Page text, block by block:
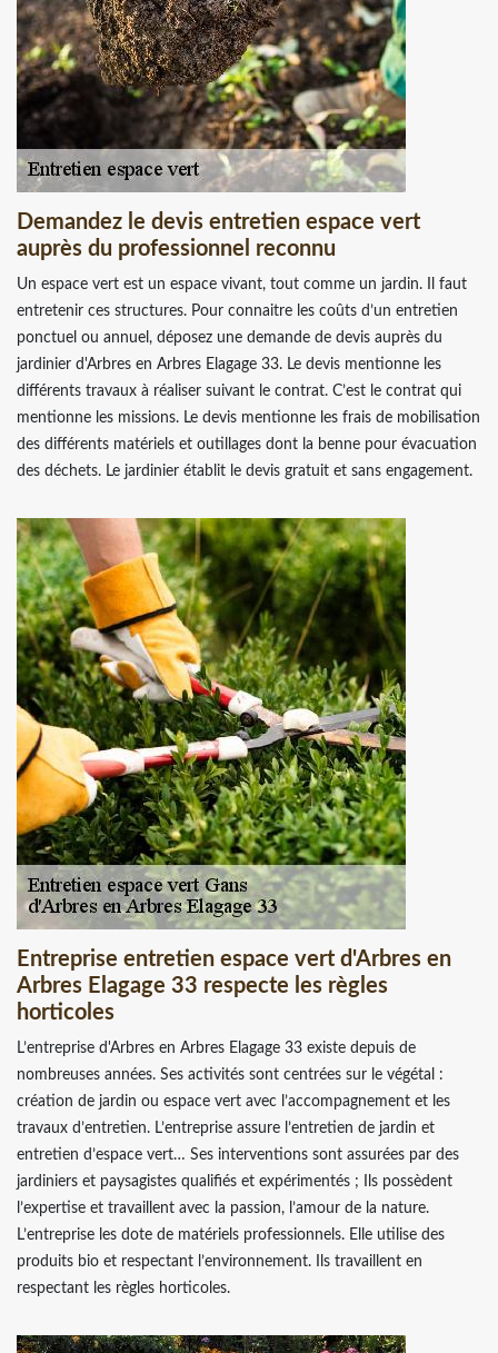
Demandez le devis entretien espace vert
auprès du professionnel reconnu
Un espace vert est un espace vivant, tout comme un jardin. Il faut
entretenir ces structures. Pour connaitre les coûts d’un entretien
ponctuel ou annuel, déposez une demande de devis auprès du
jardinier d'Arbres en Arbres Elagage 33. Le devis mentionne les
différents travaux à réaliser suivant le contrat. C’est le contrat qui
mentionne les missions. Le devis mentionne les frais de mobilisation
des différents matériels et outillages dont la benne pour évacuation
des déchets. Le jardinier établit le devis gratuit et sans engagement.
Entreprise entretien espace vert d'Arbres en
Arbres Elagage 33 respecte les règles
horticoles
L’entreprise d'Arbres en Arbres Elagage 33 existe depuis de
nombreuses années. Ses activités sont centrées sur le végétal :
création de jardin ou espace vert avec l’accompagnement et les
travaux d’entretien. L’entreprise assure l’entretien de jardin et
entretien d’espace vert… Ses interventions sont assurées par des
jardiniers et paysagistes qualifiés et expérimentés ; Ils possèdent
l’expertise et travaillent avec la passion, l’amour de la nature.
L’entreprise les dote de matériels professionnels. Elle utilise des
produits bio et respectant l’environnement. Ils travaillent en
respectant les règles horticoles.